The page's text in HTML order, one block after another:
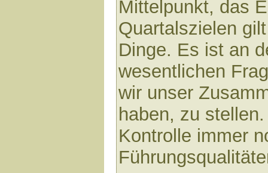
Mittelpunkt, das
Quartalszielen
Dinge. Es ist an
wesentlichen
wir unser
haben, zu
Kontrolle immer